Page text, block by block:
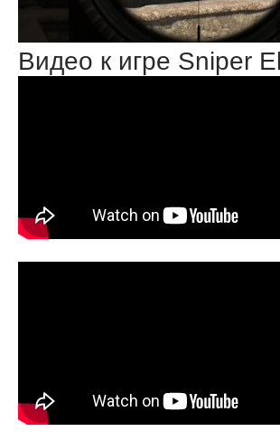
Видео к игре Sniper